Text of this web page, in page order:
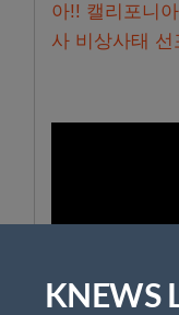
아!! 캘리포니
사 비상사태 선
KNEWS